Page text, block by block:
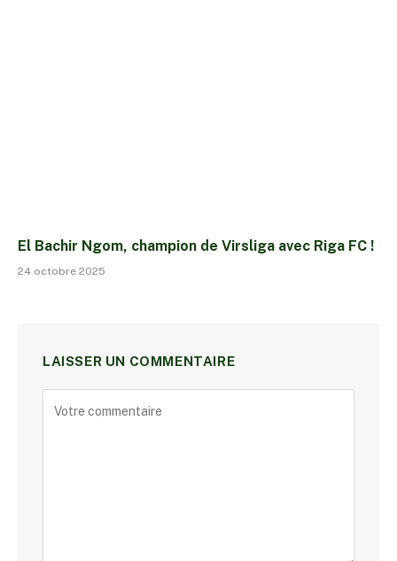
El Bachir Ngom, champion de Virsliga avec Riga FC !
24 octobre 2025
LAISSER UN COMMENTAIRE